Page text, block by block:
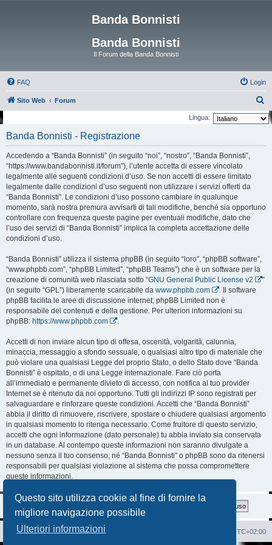
Questo sito utilizza cookie al fine di fornire la
migliore navigazione possibile
Ulteriori informazioni
Banda Bonnisti
Banda Bonnisti
Il Forum della Banda Bonnisti
FAQ Login
Sito Web Forum
e
Lingua:
Banda Bonnisti - Registrazione
Accedendo a “Banda Bonnisti” (in seguito “noi”, “nostro”, “Banda Bonnisti”,
“https://www.bandabonnisti.it/forum”), l’utente accetta di essere vincolato
legalmente alle seguenti condizioni d’uso. Se non accetti di essere limitato
legalmente dalle condizioni d’uso seguenti non utilizzare i servizi offerti da
“Banda Bonnisti”. Le condizioni d’uso possono cambiare in qualunque
momento, sarà nostra premura avvisarti di tali modifiche, benché sia opportuno
controllare con frequenza queste pagine per eventuali modifiche, dato che
l’uso dei servizi di “Banda Bonnisti” implica la completa accettazione delle
condizioni d’uso.
“Banda Bonnisti” utilizza il sistema phpBB (in seguito “loro”, “phpBB software”,
“www.phpbb.com”, “phpBB Limited”, “phpBB Teams”) che è un software per la
creazione di comunità web rilasciata sotto “GNU General Public License v2
”
(in seguito “GPL”) liberamente scaricabile da www.phpbb.com
. Il software
phpBB facilita le aree di discussione internet; phpBB Limited non è
responsabile dei contenuti e della gestione. Per ulteriori informazioni su
phpBB: https://www.phpbb.com .
Accetti di non inviare alcun tipo di offesa, oscenità, volgarità, calunnia,
minaccia, messaggio a sfondo sessuale, o qualsiasi altro tipo di materiale che
può violare una qualsiasi Legge del proprio Stato, o dello Stato dove “Banda
Bonnisti” è ospitato, o di una Legge internazionale. Fare ciò porta
all’immediato e permanente divieto di accesso, con notifica al tuo provider
Internet se è ritenuto da noi opportuno. Tutti gli indirizzi IP sono registrati per
salvaguardare e rinforzare queste condizioni. Accetti che “Banda Bonnisti”
abbia il diritto di rimuovere, riscrivere, spostare o chiudere qualsiasi argomento
in qualsiasi momento lo ritenga necessario. Come fruitore di questo servizio,
accetti che ogni informazione (dato personale) tu abbia inviato sia conservata
in un database. Al contempo queste informazioni non saranno divulgate a
nessuno senza il tuo consenso, né “Banda Bonnisti” o phpBB sono da ritenersi
responsabili per qualsiasi violazione al sistema che possa compromettere
queste informazioni.
Sito Web Forum UTC+02:00